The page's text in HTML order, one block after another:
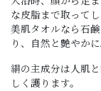
な皮脂まで取って
美肌タオルなら石
り、自然と艶やかに
絹の主成分は人肌
しく護ります。